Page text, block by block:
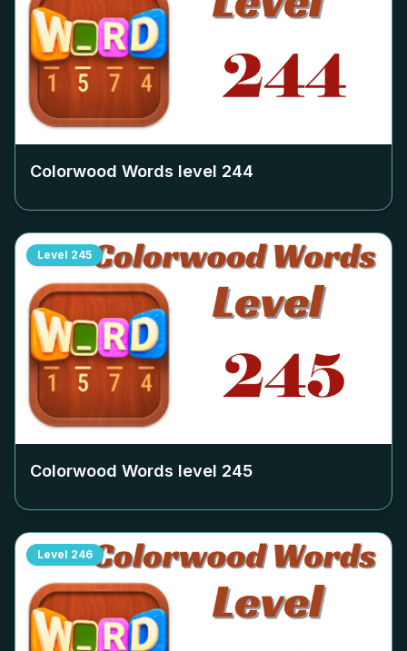
Colorwood Words level 244
Level 245
Colorwood Words level 245
Level 246